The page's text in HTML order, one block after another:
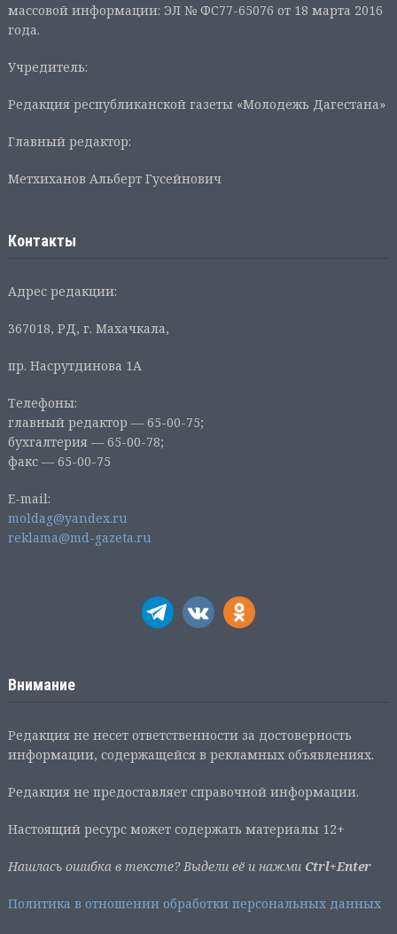
массовой информации: ЭЛ № ФС77-65076 от 18 марта 2016
года.
Учредитель:
Редакция республиканской газеты «Молодежь Дагестана»
Главный редактор:
Метхиханов Альберт Гусейнович
Контакты
Адрес редакции:
367018, РД, г. Махачкала,
пр. Насрутдинова 1А
Телефоны:
главный редактор — 65-00-75;
бухгалтерия — 65-00-78;
факс — 65-00-75
E-mail:
moldag@yandex.ru
reklama@md-gazeta.ru
Внимание
Редакция не несет ответственности за достоверность
информации, содержащейся в рекламных объявлениях.
Редакция не предоставляет справочной информации.
Настоящий ресурс может содержать материалы 12+
Нашлась ошибка в тексте? Выдели её и нажми Ctrl+Enter
Политика в отношении обработки персональных данных